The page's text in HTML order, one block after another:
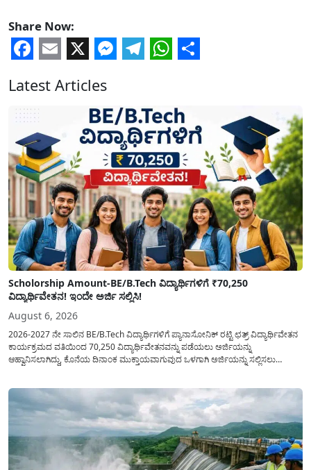
Share Now:
Latest Articles
Scholorship Amount-BE/B.Tech ವಿದ್ಯಾರ್ಥಿಗಳಿಗೆ ₹70,250
ವಿದ್ಯಾರ್ಥಿವೇತನ! ಇಂದೇ ಅರ್ಜಿ ಸಲ್ಲಿಸಿ!
August 6, 2026
2026-2027 ನೇ ಸಾಲಿನ BE/B.Tech ವಿದ್ಯಾರ್ಥಿಗಳಿಗೆ ಪ್ಯಾನಾಸೋನಿಕ್ ರಟ್ಟಿ ಛತ್ರ್ ವಿದ್ಯಾರ್ಥಿವೇತನ
ಕಾರ್ಯಕ್ರಮದ ವತಿಯಿಂದ 70,250 ವಿದ್ಯಾರ್ಥಿವೇತನವನ್ನು ಪಡೆಯಲು ಅರ್ಜಿಯನ್ನು
ಆಹ್ವಾನಿಸಲಾಗಿದ್ದು, ಕೊನೆಯ ದಿನಾಂಕ ಮುಕ್ತಾಯವಾಗುವುದ ಒಳಗಾಗಿ ಅರ್ಜಿಯನ್ನು ಸಲ್ಲಿಸಲು
ಜಾರಿಗೆ...